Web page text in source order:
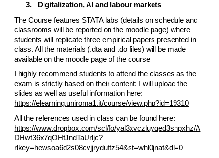
3.
Digitalization, AI and labour markets
The Course features STATA labs (details on schedule and
classrooms will be reported on the moodle page) where
students will replicate three empirical papers presented in
class. All the materials (.dta and .do files) will be made
available on the moodle page of the course
I highly recommend students to attend the classes as the
exam is strictly based on their content: I will upload the
slides as well as useful information here:
https://elearning.uniroma1.it/course/view.php?id=19310
All the references used in class can be found here:
https://www.dropbox.com/scl/fo/yal3xvczluyqed3shpxhz/A
DHwt36x7qOHtJndTaUrljc?
rlkey=hewsoa6d2s08cvjjryduftz54&st=whl0jnat&dl=0